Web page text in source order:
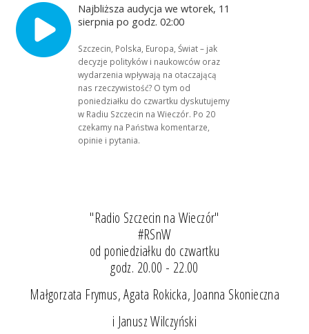
Najbliższa audycja we wtorek, 11
sierpnia po godz. 02:00
Szczecin, Polska, Europa, Świat – jak
decyzje polityków i naukowców oraz
wydarzenia wpływają na otaczającą
nas rzeczywistość? O tym od
poniedziałku do czwartku dyskutujemy
w Radiu Szczecin na Wieczór. Po 20
czekamy na Państwa komentarze,
opinie i pytania.
"Radio Szczecin na Wieczór"
#RSnW
od poniedziałku do czwartku
godz. 20.00 - 22.00
Małgorzata Frymus, Agata Rokicka, Joanna Skonieczna
i Janusz Wilczyński